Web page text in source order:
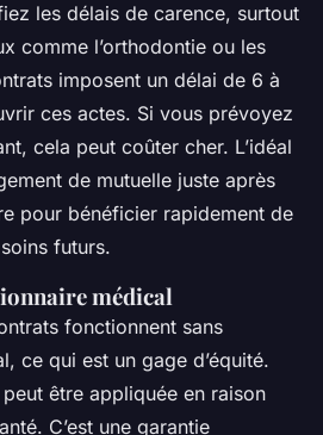
les délais de carence, surtout
comme l’orthodontie ou les
imposent un délai de 6 à
ces actes. Si vous prévoyez
cela peut coûter cher. L’idéal
de mutuelle juste après
pour bénéficier rapidement de
futurs.
médical
fonctionnent sans
ce qui est un gage d’équité.
être appliquée en raison
C’est une garantie